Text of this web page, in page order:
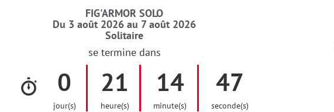
FIG'ARMOR SOLO
Du 3 août 2026 au 7 août 2026
Solitaire
se termine dans
0
jour(s)
21
heure(s)
14
minute(s)
46
seconde(s)